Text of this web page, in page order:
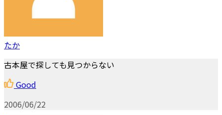
たか
古本屋で探しても見つからない
Good
2006/06/22